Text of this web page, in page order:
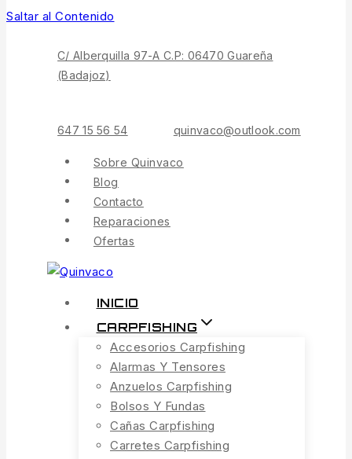
Saltar al Contenido
C/ Alberquilla 97-A C.P: 06470 Guareña
(Badajoz)
647 15 56 54 quinvaco@outlook.com
Sobre Quinvaco
Blog
Contacto
Reparaciones
Ofertas
INICIO
CARPFISHING
Accesorios Carpfishing
Alarmas Y Tensores
Anzuelos Carpfishing
Bolsos Y Fundas
Cañas Carpfishing
Carretes Carpfishing